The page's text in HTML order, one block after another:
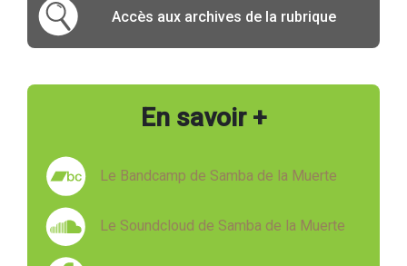
Accès aux archives de la rubrique
En savoir +
Le Bandcamp de Samba de la Muerte
Le Soundcloud de Samba de la Muerte